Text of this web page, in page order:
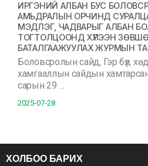
ИРГЭНИЙ АЛБАН БУС
АМЬДРАЛЫН ОРЧИНД
МЭДЛЭГ, ЧАДВАРЫГ АЛБАН
ТОГТОЛЦООНД ХҮЛЭЭН
БАТАЛГААЖУУЛАХ ЖУРМЫН
Боловсролын сайд, Гэр бүл,
хамгааллын сайдын
сарын 29 …
2025-07-28
ХОЛБОО БАРИХ